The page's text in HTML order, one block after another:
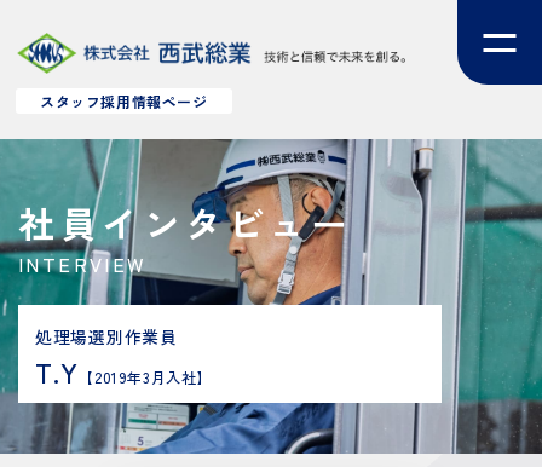
スタッフ採用情報ページ
社員インタビュー
INTERVIEW
処理場選別作業員
T.Y 【2019年3月入社】